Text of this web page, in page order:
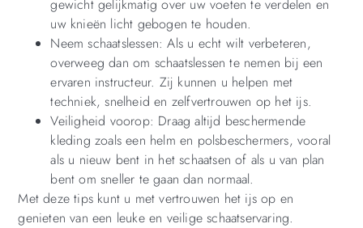
gewicht gelijkmatig over uw voeten te verdelen en
uw knieën licht gebogen te houden.
Neem schaatslessen: Als u echt wilt verbeteren,
overweeg dan om schaatslessen te nemen bij een
ervaren instructeur. Zij kunnen u helpen met
techniek, snelheid en zelfvertrouwen op het ijs.
Veiligheid voorop: Draag altijd beschermende
kleding zoals een helm en polsbeschermers, vooral
als u nieuw bent in het schaatsen of als u van plan
bent om sneller te gaan dan normaal.
Met deze tips kunt u met vertrouwen het ijs op en
genieten van een leuke en veilige schaatservaring.